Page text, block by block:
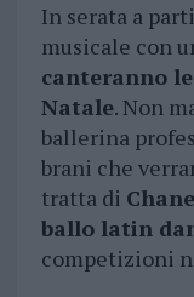
In serata a
musicale con
canteranno
Natale. Non
ballerina
brani che
tratta di
ballo latin
competizioni